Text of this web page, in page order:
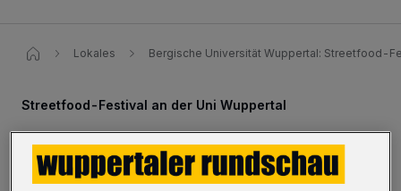
Lokales Bergische Universität Wuppertal: Streetfood-
Streetfood-Festival an der Uni Wuppertal
Campus wird zur
Schlemmermeile